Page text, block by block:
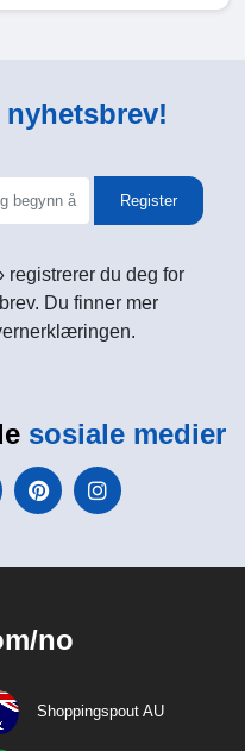
nyhetsbrev!
Register
registrerer du deg for
Du finner mer
sosiale medier
no
Shoppingspout AU